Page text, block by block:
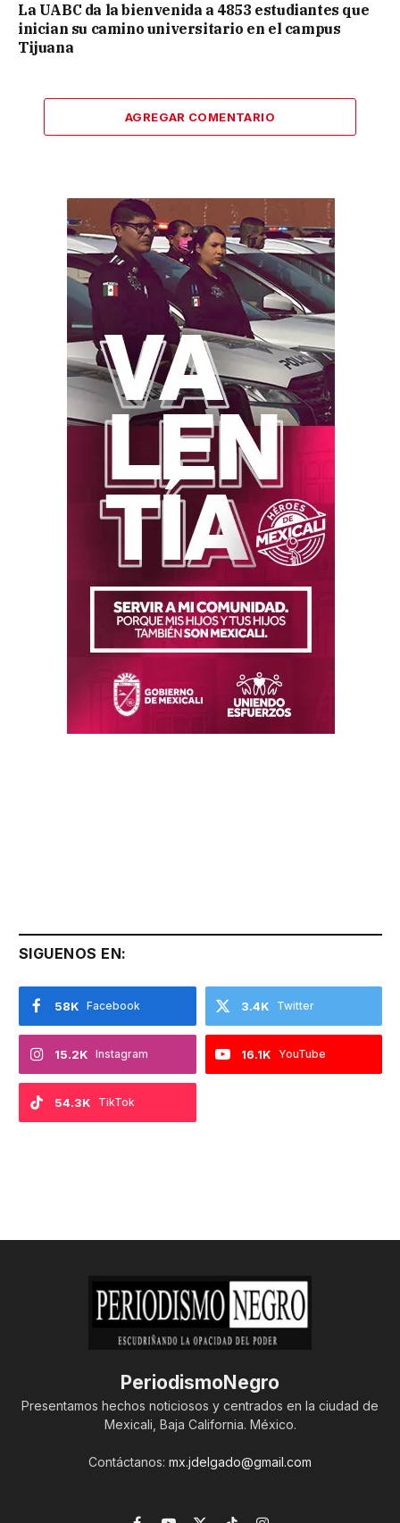
La UABC da la bienvenida a 4853 estudiantes que
inician su camino universitario en el campus
Tijuana
AGREGAR COMENTARIO
SIGUENOS EN:
Facebook
58K Twitter
3.4K
Instagram
15.2K YouTube
16.1K
TikTok
54.3K
PeriodismoNegro
Presentamos hechos noticiosos y centrados en la ciudad de
Mexicali, Baja California. México.
Contáctanos: mx.jdelgado@gmail.com